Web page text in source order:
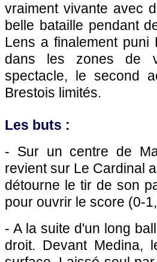
vraiment vivante avec
belle bataille pendant
Lens a finalement puni
dans les zones de
spectacle, le second
Brestois limités.
Les buts :
- Sur un centre de
revient sur Le Cardinal
détourne le tir de son
pour ouvrir le score (0-
- A la suite d'un long
droit. Devant Medina,